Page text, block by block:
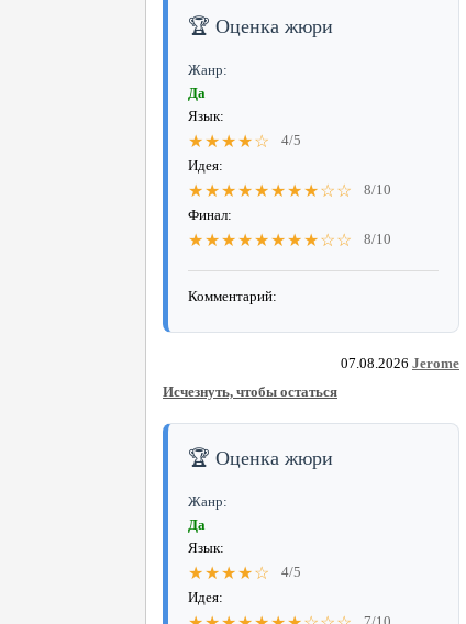
🏆 Оценка жюри
Жанр:
Да
Язык:
★★★★☆
4/5
Идея:
★★★★★★★★☆☆
8/10
Финал:
★★★★★★★★☆☆ 8/10
Комментарий:
07.08.2026 Jerome
Исчезнуть, чтобы остаться
🏆 Оценка жюри
Жанр:
Да
Язык:
★★★★☆
4/5
Идея: